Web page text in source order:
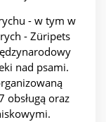
- w tym w
- Züripets
nad psami.
oraz